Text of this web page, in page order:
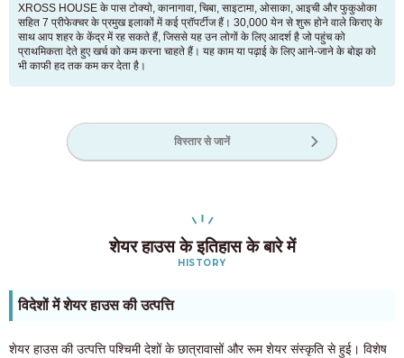
XROSS HOUSE के पास टोक्यो, कानागावा, चिबा, साइटामा, ओसाका, आइची और फुकुओका
सहित 7 प्रीफेक्चर के प्रमुख इलाकों में कई प्रॉपर्टीज हैं। 30,000 येन से शुरू होने वाले किराए के
साथ आप शहर के केंद्र में रह सकते हैं, जिससे यह उन लोगों के लिए आदर्श है जो पहुंच को
प्राथमिकता देते हुए खर्च को कम करना चाहते हैं। यह काम या पढ़ाई के लिए आने-जाने के बोझ को
भी काफी हद तक कम कर देता है।
विस्तार से जानें
शेयर हाउस के इतिहास के बारे में
HISTORY
विदेशों में शेयर हाउस की उत्पत्ति
शेयर हाउस की उत्पत्ति पश्चिमी देशों के छात्रावासों और रूम शेयर संस्कृति से हुई। विशेष